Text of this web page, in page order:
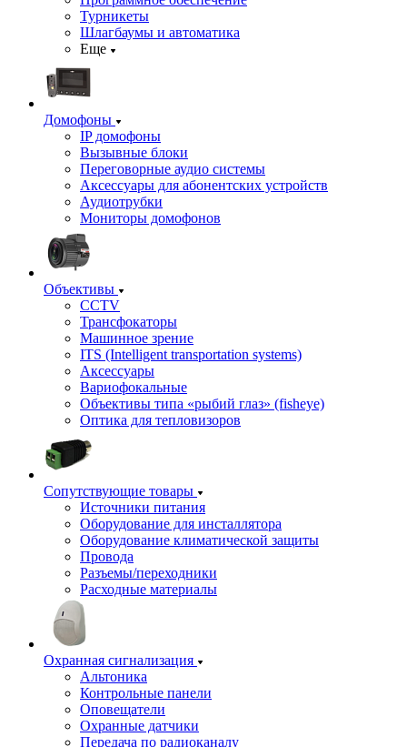
Турникеты
Шлагбаумы и автоматика
Еще
Домофоны
IP домофоны
Вызывные блоки
Переговорные аудио системы
Аксессуары для абонентских устройств
Аудиотрубки
Мониторы домофонов
Объективы
CCTV
Трансфокаторы
Машинное зрение
ITS (Intelligent transportation systems)
Аксессуары
Вариофокальные
Объективы типа «рыбий глаз» (fisheye)
Оптика для тепловизоров
Сопутствующие товары
Источники питания
Оборудование для инсталлятора
Оборудование климатической защиты
Провода
Разъемы/переходники
Расходные материалы
Охранная сигнализация
Альтоника
Контрольные панели
Оповещатели
Охранные датчики
Передача по радиоканалу